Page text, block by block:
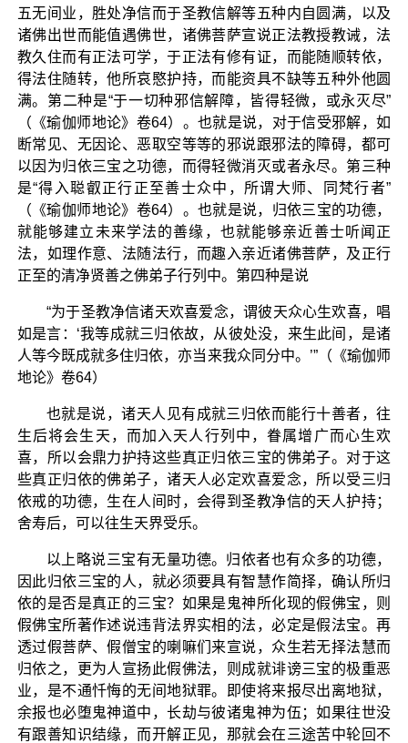
五无间业，胜处净信而于圣教信解等五种内自圆满，以及
诸佛出世而能值遇佛世，诸佛菩萨宣说正法教授教诫，法
教久住而有正法可学，于正法有修有证，而能随顺转依，
得法住随转，他所哀愍护持，而能资具不缺等五种外他圆
满。第二种是“于一切种邪信解障，皆得轻微，或永灭尽”
（《瑜伽师地论》卷64）。也就是说，对于信受邪解，如
断常见、无因论、恶取空等等的邪说跟邪法的障碍，都可
以因为归依三宝之功德，而得轻微消灭或者永尽。第三种
是“得入聪叡正行正至善士众中，所谓大师、同梵行者”
（《瑜伽师地论》卷64）。也就是说，归依三宝的功德，
就能够建立未来学法的善缘，也就能够亲近善士听闻正
法，如理作意、法随法行，而趣入亲近诸佛菩萨，及正行
正至的清净贤善之佛弟子行列中。第四种是说
“为于圣教净信诸天欢喜爱念，谓彼天众心生欢喜，唱
如是言：‘我等成就三归依故，从彼处没，来生此间，是诸
人等今既成就多住归依，亦当来我众同分中。’”（《瑜伽师
地论》卷64）
也就是说，诸天人见有成就三归依而能行十善者，往
生后将会生天，而加入天人行列中，眷属增广而心生欢
喜，所以会鼎力护持这些真正归依三宝的佛弟子。对于这
些真正归依的佛弟子，诸天人必定欢喜爱念，所以受三归
依戒的功德，生在人间时，会得到圣教净信的天人护持；
舍寿后，可以往生天界受乐。
以上略说三宝有无量功德。归依者也有众多的功德，
因此归依三宝的人，就必须要具有智慧作简择，确认所归
依的是否是真正的三宝？如果是鬼神所化现的假佛宝，则
假佛宝所著作述说违背法界实相的法，必定是假法宝。再
透过假菩萨、假僧宝的喇嘛们来宣说，众生若无择法慧而
归依之，更为人宣扬此假佛法，则成就诽谤三宝的极重恶
业，是不通忏悔的无间地狱罪。即使将来报尽出离地狱，
余报也必堕鬼神道中，长劫与彼诸鬼神为伍；如果往世没
有跟善知识结缘，而开解正见，那就会在三途苦中轮回不